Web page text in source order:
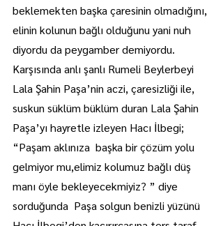
beklemekten başka çaresinin olmadığını,
elinin kolunun bağlı olduğunu yani nuh
diyordu da peygamber demiyordu.
Karşısında anlı şanlı Rumeli Beylerbeyi
Lala Şahin Paşa’nin aczi, çaresizliği ile,
suskun süklüm büklüm duran Lala Şahin
Paşa’yı hayretle izleyen Hacı İlbegi;
“Paşam aklınıza  başka bir çözüm yolu
gelmiyor mu,elimiz kolumuz bağlı düş
manı öyle bekleyecekmiyiz? ” diye
sorduğunda  Paşa solgun benizli yüzünü